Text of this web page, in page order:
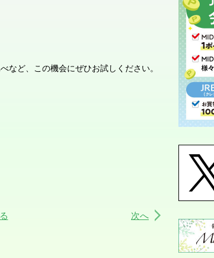
など、この機会にぜひお試しください。
次へ